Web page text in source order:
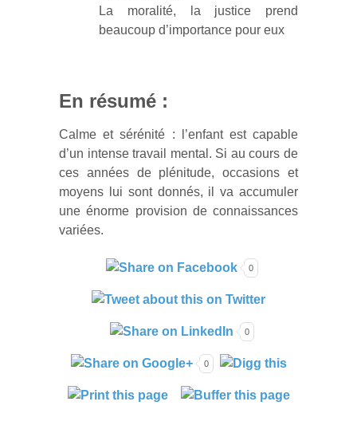
La moralité, la justice prend
beaucoup d’importance pour eux
En résumé :
Calme et sérénité : l’enfant est capable
d’un intense travail mental. Si au cours de
ces années de plénitude, occasions et
moyens lui sont donnés, il va accumuler
une énorme provision de connaissances
variées.
0
0
0